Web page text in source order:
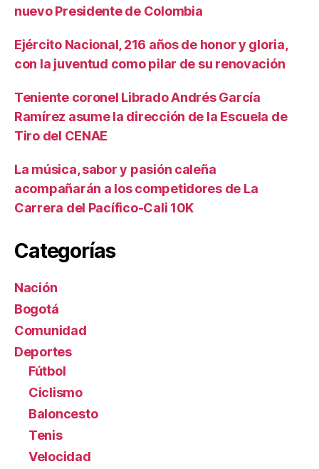
nuevo Presidente de Colombia
Ejército Nacional, 216 años de honor y gloria,
con la juventud como pilar de su renovación
Teniente coronel Librado Andrés García
Ramírez asume la dirección de la Escuela de
Tiro del CENAE
La música, sabor y pasión caleña
acompañarán a los competidores de La
Carrera del Pacífico-Cali 10K
Categorías
Nación
Bogotá
Comunidad
Deportes
Fútbol
Ciclismo
Baloncesto
Tenis
Velocidad